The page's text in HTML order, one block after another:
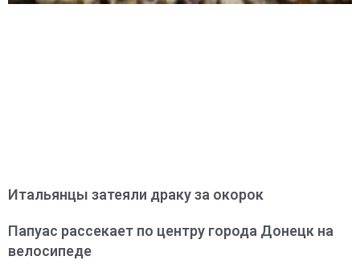
Итальянцы затеяли драку за окорок
Папуас рассекает по центру города Донецк на
велосипеде